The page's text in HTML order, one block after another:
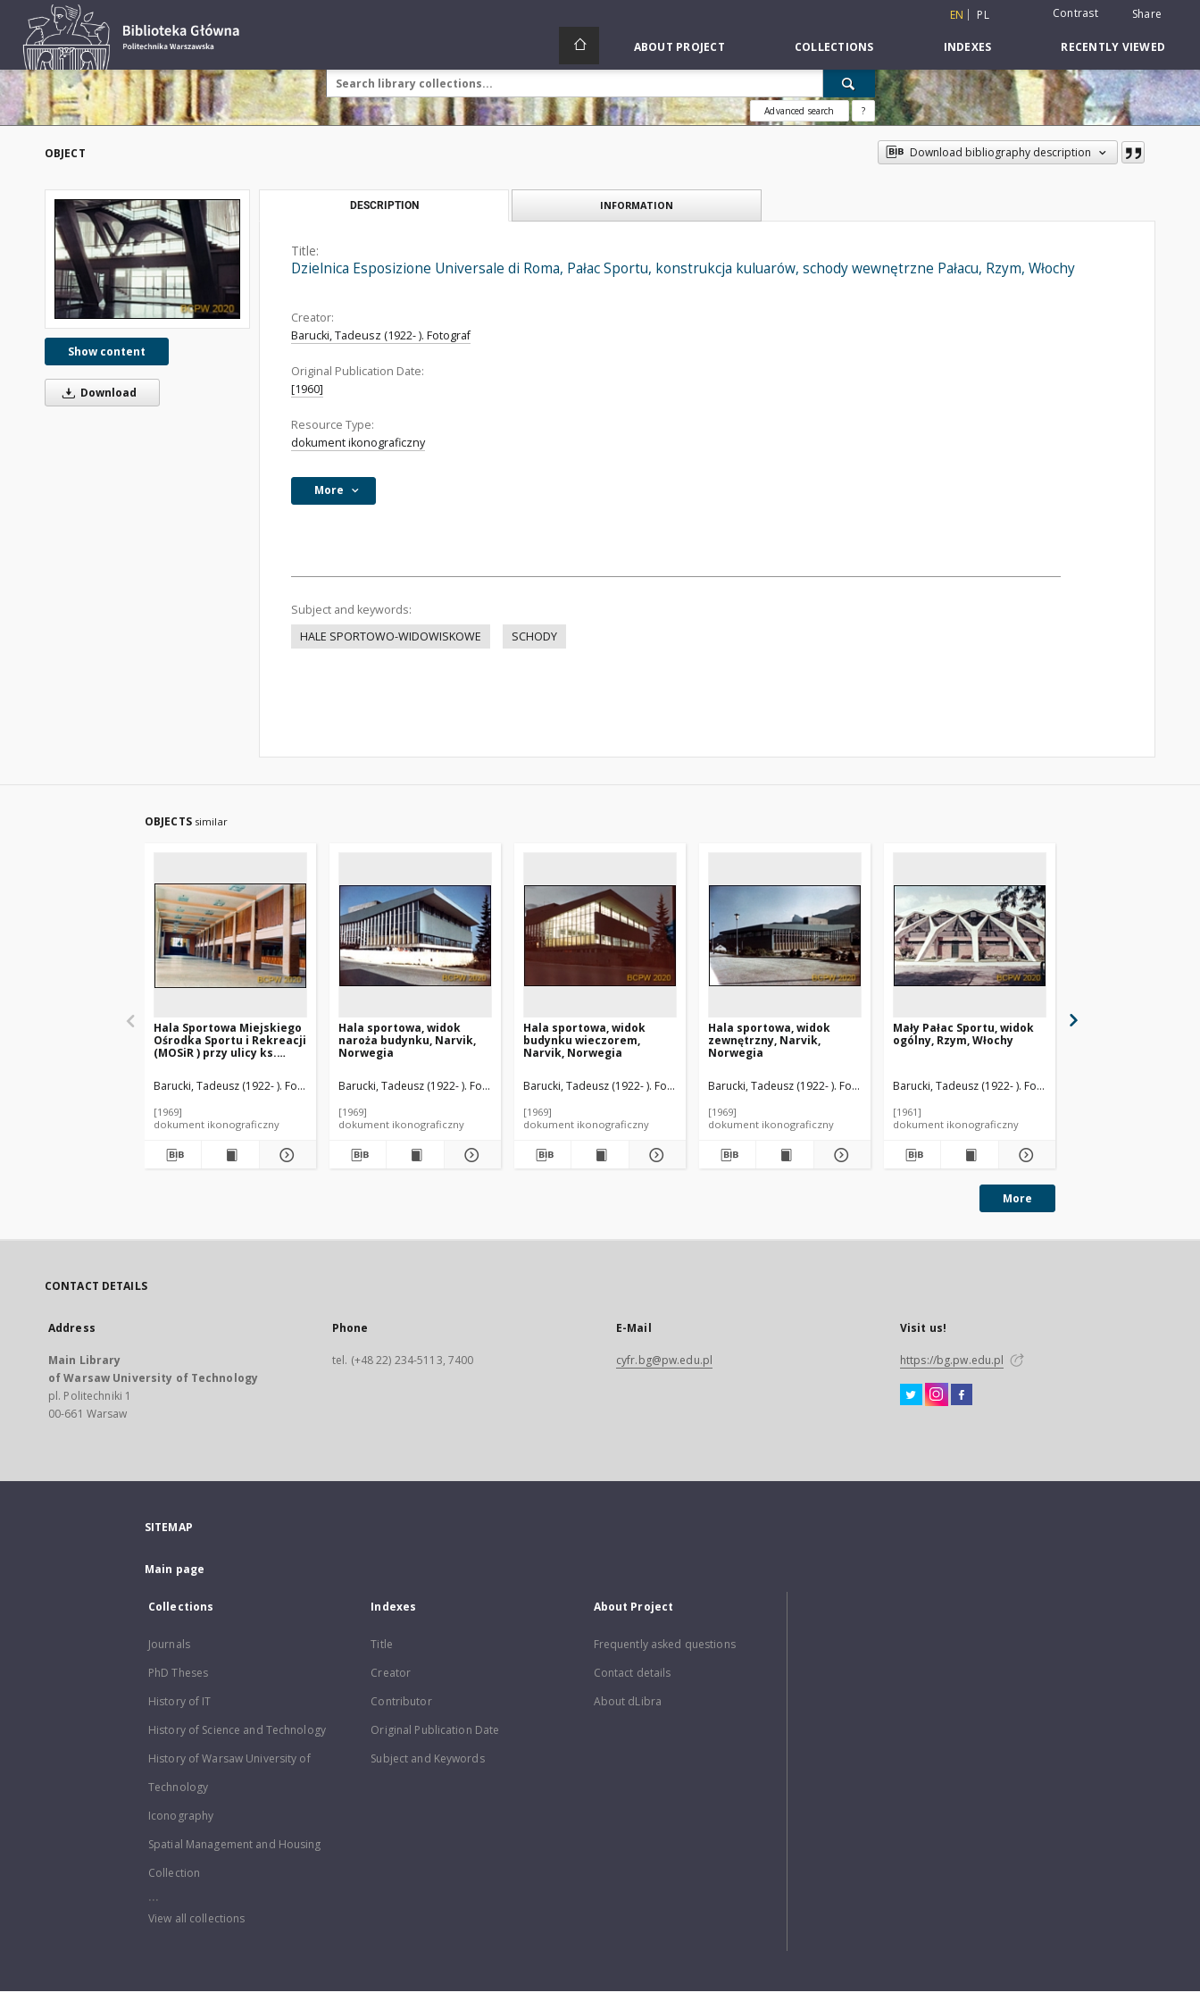
EN PL Contrast Share
ABOUT PROJECT COLLECTIONS INDEXES RECENTLY VIEWED
Advanced search ?
OBJECT Download bibliography description
Show content
Download
DESCRIPTION INFORMATION
Title:
Dzielnica Esposizione Universale di Roma, Pałac Sportu, konstrukcja kuluarów, schody wewnętrzne Pałacu, Rzym, Włochy
Creator:
Barucki, Tadeusz (1922- ). Fotograf
Original Publication Date:
[1960]
Resource Type:
dokument ikonograficzny
More
Subject and keywords:
HALE SPORTOWO-WIDOWISKOWE
SCHODY
OBJECTS similar
Hala Sportowa Miejskiego
Ośrodka Sportu i Rekreacji
(MOSiR ) przy ulicy ks.
"Pałac Sportu", hall z
szatniami, Łódź
Barucki, Tadeusz (1922- ). Fotograf
[1969]
dokument ikonograficzny
Hala sportowa, widok
naroża budynku, Narvik,
Norwegia
Barucki, Tadeusz (1922- ). Fotograf Hovig, Jan Inge (1920-1977). Architekt
[1969]
dokument ikonograficzny
Hala sportowa, widok
budynku wieczorem,
Narvik, Norwegia
Barucki, Tadeusz (1922- ). Fotograf Hovig, Jan Inge (1920-1977). Architekt
[1969]
dokument ikonograficzny
Hala sportowa, widok
zewnętrzny, Narvik,
Norwegia
Barucki, Tadeusz (1922- ). Fotograf Hovig, Jan Inge (1920-1977). Architekt
[1969]
dokument ikonograficzny
Mały Pałac Sportu, widok
ogólny, Rzym, Włochy
Barucki, Tadeusz (1922- ). Fotograf
[1961]
dokument ikonograficzny
More
CONTACT DETAILS
Address
Main Library
of Warsaw University of Technology
pl. Politechniki 1
00-661 Warsaw
Phone
tel. (+48 22) 234-5113, 7400
E-Mail
cyfr.bg@pw.edu.pl
Visit us!
https://bg.pw.edu.pl
SITEMAP
Main page
Collections
Journals
PhD Theses
History of IT
History of Science and Technology
History of Warsaw University of
Technology
Iconography
Spatial Management and Housing
Collection
...
View all collections
Indexes
Title
Creator
Contributor
Original Publication Date
Subject and Keywords
About Project
Frequently asked questions
Contact details
About dLibra